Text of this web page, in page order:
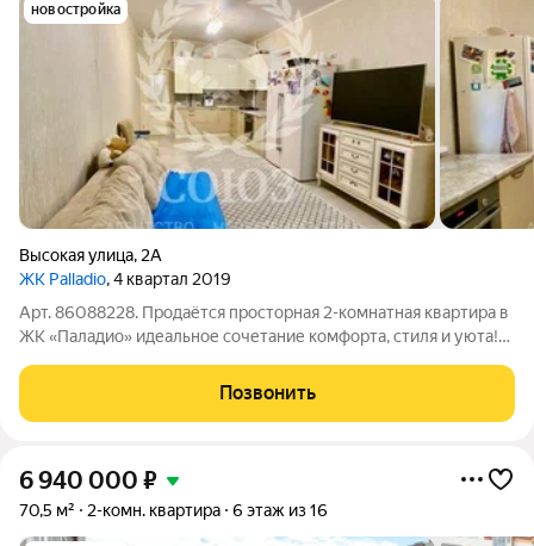
новостройка
Высокая улица, 2А
ЖК Palladio, 4 квартал 2019
Арт. 86088228. Продаётся просторная 2-комнатная квартира в
ЖК «Паладио» идеальное сочетание комфорта, стиля и уюта!
кирпичной облицовкой, построенном в 2019 году. Дом
отличается высокой
Позвонить
6 940 000 ₽
70,5 м² 2-комн. квартира 6 этаж из 16